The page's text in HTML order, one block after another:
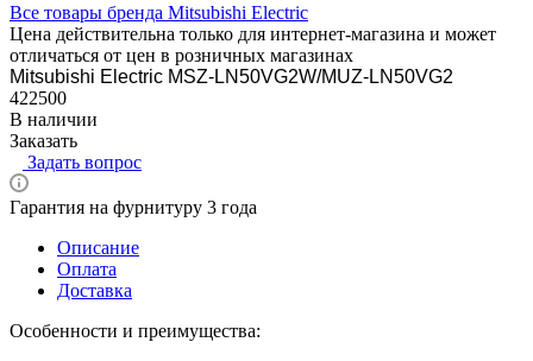
Все товары бренда Mitsubishi Electric
Цена действительна только для интернет-магазина и может
отличаться от цен в розничных магазинах
Mitsubishi Electric MSZ-LN50VG2W/MUZ-LN50VG2
422500
В наличии
Заказать
Задать вопрос
Гарантия на фурнитуру 3 года
Описание
Оплата
Доставка
Особенности и преимущества: